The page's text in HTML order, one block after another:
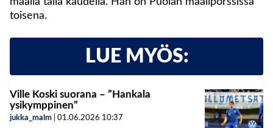
toisena.
LUE MYÖS:
Ville Koski suorana – ”Hankala
ysikymppinen”
jukka_malm 01.06.2026 10:37